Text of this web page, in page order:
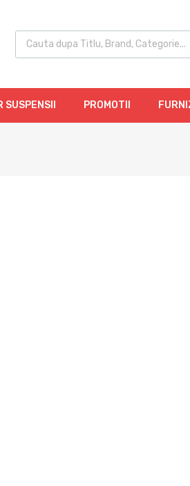
SUSPENSII PROMOTII